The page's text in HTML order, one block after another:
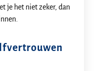
je het niet zeker, dan